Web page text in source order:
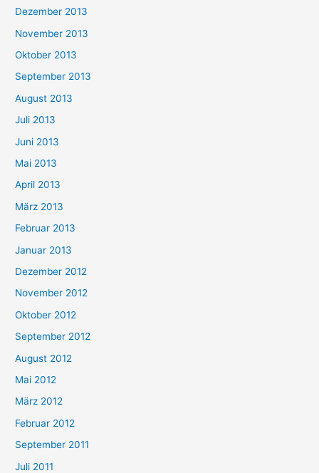
Dezember 2013
November 2013
Oktober 2013
September 2013
August 2013
Juli 2013
Juni 2013
Mai 2013
April 2013
März 2013
Februar 2013
Januar 2013
Dezember 2012
November 2012
Oktober 2012
September 2012
August 2012
Mai 2012
März 2012
Februar 2012
September 2011
Juli 2011